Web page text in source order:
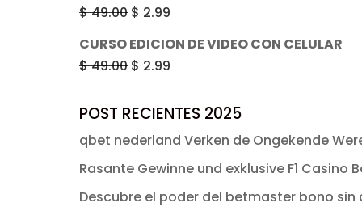
era:
$ 49.00.$ 2.99.
$49.00 El
original
era:
$ 2.99
CURSO EDICION DE VIDEO CON CELULAR
$49.00 El
original
era:
$ 2.99
actual
es:
POST RECIENTES 2025
qbet nederland Verken de Ongekende
Rasante Gewinne und exklusive F1 Casino
Descubre el poder del betmaster bono